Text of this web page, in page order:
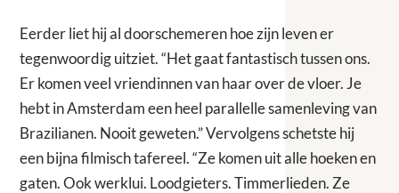
Eerder liet hij al doorschemeren hoe zijn leven er
tegenwoordig uitziet. “Het gaat fantastisch tussen ons.
Er komen veel vriendinnen van haar over de vloer. Je
hebt in Amsterdam een heel parallelle samenleving van
Brazilianen. Nooit geweten.” Vervolgens schetste hij
een bijna filmisch tafereel. “Ze komen uit alle hoeken en
gaten. Ook werklui. Loodgieters. Timmerlieden. Ze